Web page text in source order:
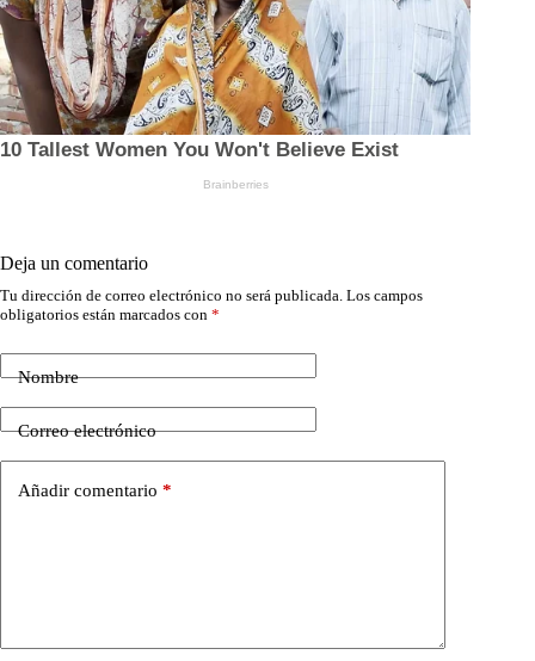
Deja un comentario
Tu dirección de correo electrónico no será publicada. Los campos
obligatorios están marcados con *
Nombre
Correo electrónico
Añadir comentario *